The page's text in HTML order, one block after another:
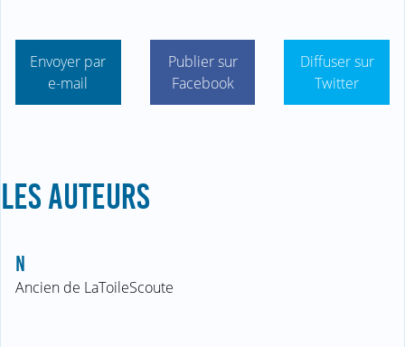
Envoyer par
e-mail
Publier sur
Facebook
Diffuser sur
Twitter
LES AUTEURS
N
Ancien de LaToileScoute